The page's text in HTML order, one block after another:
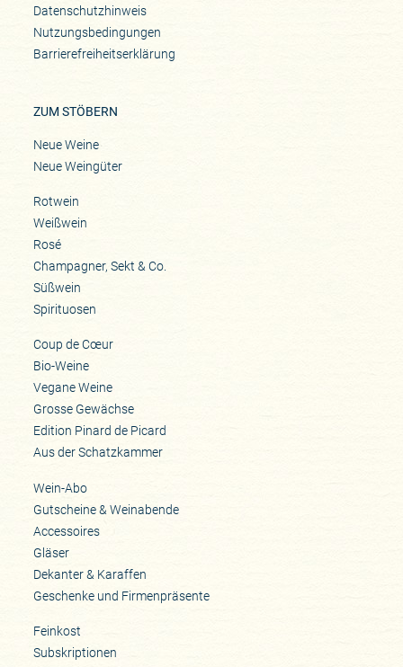
Datenschutzhinweis
Nutzungsbedingungen
Barrierefreiheitserklärung
ZUM STÖBERN
Neue Weine
Neue Weingüter
Rotwein
Weißwein
Rosé
Champagner, Sekt & Co.
Süßwein
Spirituosen
Coup de Cœur
Bio-Weine
Vegane Weine
Grosse Gewächse
Edition Pinard de Picard
Aus der Schatzkammer
Wein-Abo
Gutscheine & Weinabende
Accessoires
Gläser
Dekanter & Karaffen
Geschenke und Firmenpräsente
Feinkost
Subskriptionen